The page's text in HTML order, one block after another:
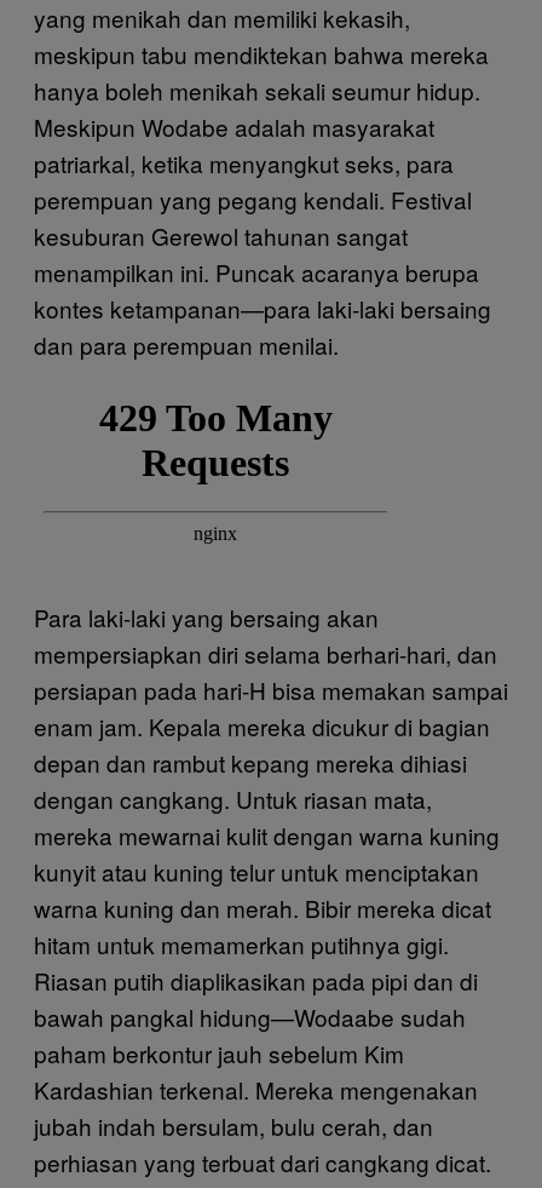
yang menikah dan memiliki kekasih,
meskipun tabu mendiktekan bahwa mereka
hanya boleh menikah sekali seumur hidup.
Meskipun Wodabe adalah masyarakat
patriarkal, ketika menyangkut seks, para
perempuan yang pegang kendali. Festival
kesuburan Gerewol tahunan sangat
menampilkan ini. Puncak acaranya berupa
kontes ketampanan—para laki-laki bersaing
dan para perempuan menilai.
Para laki-laki yang bersaing akan
mempersiapkan diri selama berhari-hari, dan
persiapan pada hari-H bisa memakan sampai
enam jam. Kepala mereka dicukur di bagian
depan dan rambut kepang mereka dihiasi
dengan cangkang. Untuk riasan mata,
mereka mewarnai kulit dengan warna kuning
kunyit atau kuning telur untuk menciptakan
warna kuning dan merah. Bibir mereka dicat
hitam untuk memamerkan putihnya gigi.
Riasan putih diaplikasikan pada pipi dan di
bawah pangkal hidung—Wodaabe sudah
paham berkontur jauh sebelum Kim
Kardashian terkenal. Mereka mengenakan
jubah indah bersulam, bulu cerah, dan
perhiasan yang terbuat dari cangkang dicat.